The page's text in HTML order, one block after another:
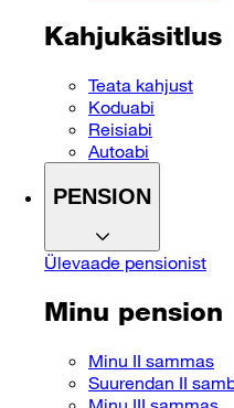
Kahjukäsitlus
Teata kahjust
Koduabi
Reisiabi
Autoabi
PENSION
Ülevaade pensionist
Minu pension
Minu II sammas
Suurendan II